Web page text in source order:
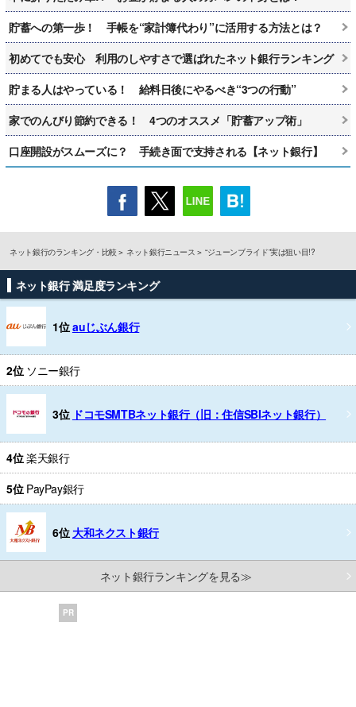
貯蓄への第一歩！ 手帳を“家計簿代わり”に活用する方法とは？
初めてでも安心 利用のしやすさで選ばれたネット銀行ランキング
貯まる人はやっている！ 給料日後にやるべき“3つの行動”
家でのんびり節約できる！ 4つのオススメ「貯蓄アップ術」
口座開設がスムーズに？ 手続き面で支持される【ネット銀行】
ネット銀行のランキング・比較 ネット銀行ニュース “ジューンブライド”実は狙い目!?
ネット銀行 満足度ランキング
1位auじぶん銀行
2位 ソニー銀行
3位 ドコモSMTBネット銀行（旧：住信SBIネット銀行）
4位楽天銀行
5位 PayPay銀行
6位 大和ネクスト銀行
ネット銀行ランキングを見る≫
PR